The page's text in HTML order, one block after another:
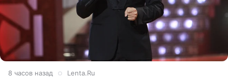
8 часов назад Lenta.Ru